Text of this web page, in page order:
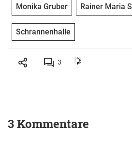
Monika Gruber Rainer Maria
Schrannenhalle
3
3 Kommentare